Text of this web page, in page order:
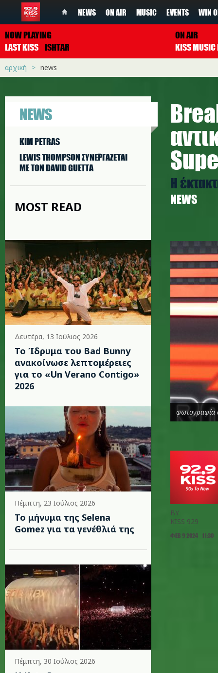
NEWS ON AIR MUSIC EVENTS WIN
NOW PLAYING
LAST KISS ISHTAR
ON AIR
αρχική news
NEWS
KIM PETRAS
LEWIS THOMPSON ΣΥΝΕΡΓAΖΕΤΑΙ
ΜΕ ΤΟΝ DAVID GUETTA
MOST READ
Δευτέρα, 13 Ιούλιος 2026
Το Ίδρυμα του Bad Bunny
ανακοίνωσε λεπτομέρειες
για το «Un Verano Contigo»
2026
Πέμπτη, 23 Ιούλιος 2026
Το μήνυμα της Selena
Gomez για τα γενέθλιά της
Πέμπτη, 30 Ιούλιος 2026
Η
NEWS
t.jpg
φωτογραφία
BY
KISS 929
ΦΕΒ 9 2024 - 11:30